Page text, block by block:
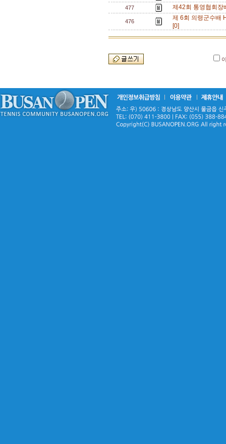
477 제42회 통영협회
476
제 6회 의령군수배
[0]